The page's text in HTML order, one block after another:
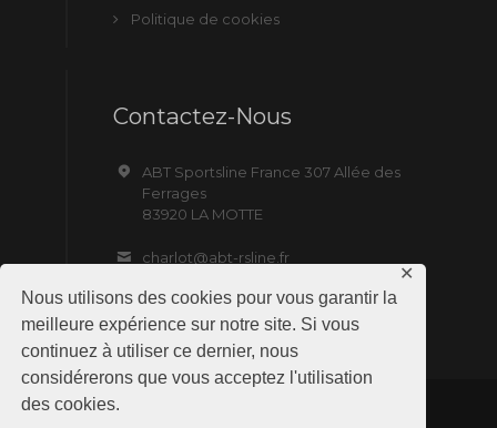
Nous utilisons des cookies pour vous garantir la
meilleure expérience sur notre site. Si vous
continuez à utiliser ce dernier, nous
considérerons que vous acceptez l'utilisation
des cookies.
✕
Politique de cookies
Contactez-Nous
ABT Sportsline France 307 Allée des
Ferrages
83920 LA MOTTE
charlot@abt-rsline.fr